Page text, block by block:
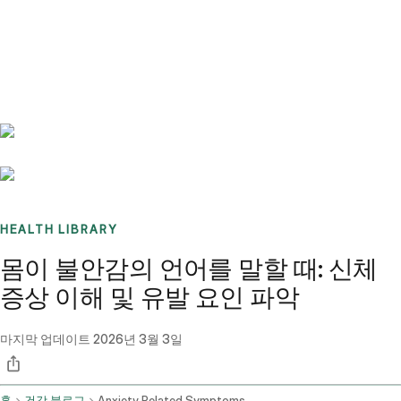
HEALTH LIBRARY
몸이 불안감의 언어를 말할 때: 신체
증상 이해 및 유발 요인 파악
마지막 업데이트 2026년 3월 3일